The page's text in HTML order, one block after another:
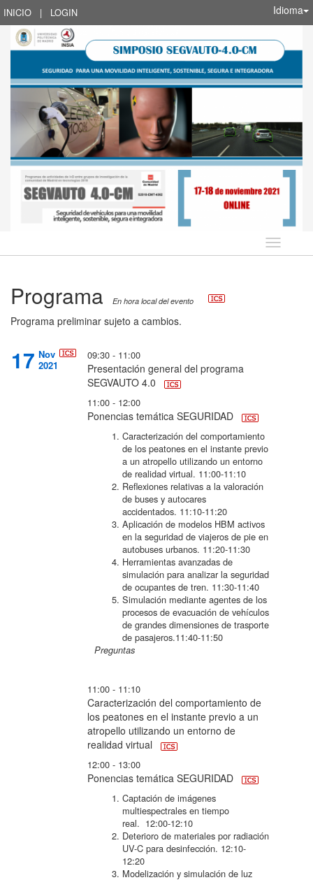
INICIO | LOGIN Idioma
Idioma
Programa En hora local del evento
Programa preliminar sujeto a cambios.
17 Nov
2021
09:30 - 11:00
Presentación general del programa
SEGVAUTO 4.0
11:00 - 12:00
Ponencias temática SEGURIDAD
Caracterización del comportamiento
de los peatones en el instante previo
a un atropello utilizando un entorno
de realidad virtual. 11:00-11:10
Reflexiones relativas a la valoración
de buses y autocares
accidentados. 11:10-11:20
Aplicación de modelos HBM activos
en la seguridad de viajeros de pie en
autobuses urbanos. 11:20-11:30
Herramientas avanzadas de
simulación para analizar la seguridad
de ocupantes de tren. 11:30-11:40
Simulación mediante agentes de los
procesos de evacuación de vehículos
de grandes dimensiones de trasporte
de pasajeros.11:40-11:50
Preguntas
11:00 - 11:10
Caracterización del comportamiento de
los peatones en el instante previo a un
atropello utilizando un entorno de
realidad virtual
12:00 - 13:00
Ponencias temática SEGURIDAD
Captación de imágenes
multiespectrales en tiempo
real. 12:00-12:10
Deterioro de materiales por radiación
UV-C para desinfección. 12:10-
12:20
Modelización y simulación de luz